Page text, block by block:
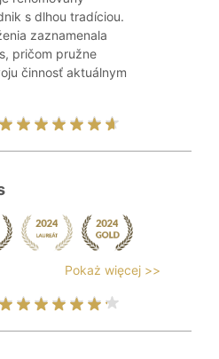
s dlhou tradíciou.
zaznamenala
pričom pružne
činnosť aktuálnym
Pokaż więcej >>